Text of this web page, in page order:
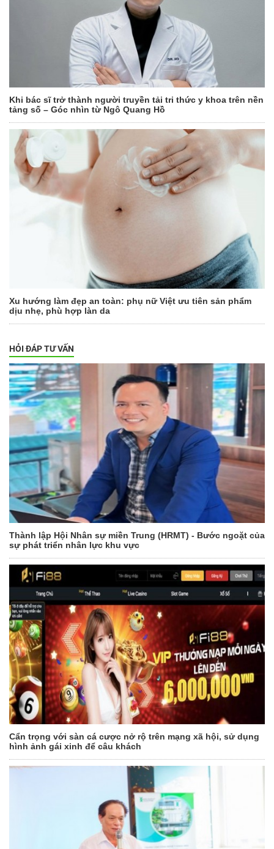
Khi bác sĩ trở thành người truyền tải tri thức y khoa trên nền
tảng số – Góc nhìn từ Ngô Quang Hồ
Xu hướng làm đẹp an toàn: phụ nữ Việt ưu tiên sản phẩm
dịu nhẹ, phù hợp làn da
HỎI ĐÁP TƯ VẤN
Thành lập Hội Nhân sự miền Trung (HRMT) - Bước ngoặt của
sự phát triển nhân lực khu vực
Cẩn trọng với sàn cá cược nở rộ trên mạng xã hội, sử dụng
hình ảnh gái xinh để câu khách